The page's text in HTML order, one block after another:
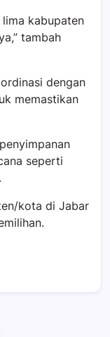
kabupaten
tambah
dengan
memastikan
seperti
kota di Jabar